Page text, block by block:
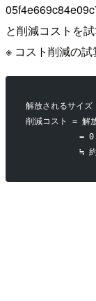
と削減コストを試
※ コスト削減の
解放されるサイ
削減コスト = 解
=
≒